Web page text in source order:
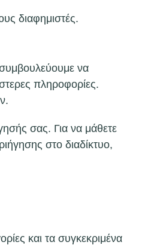
διαφημιστές.
να
πληροφορίες.
σας. Για να μάθετε
στο διαδίκτυο,
και τα συγκεκριμένα